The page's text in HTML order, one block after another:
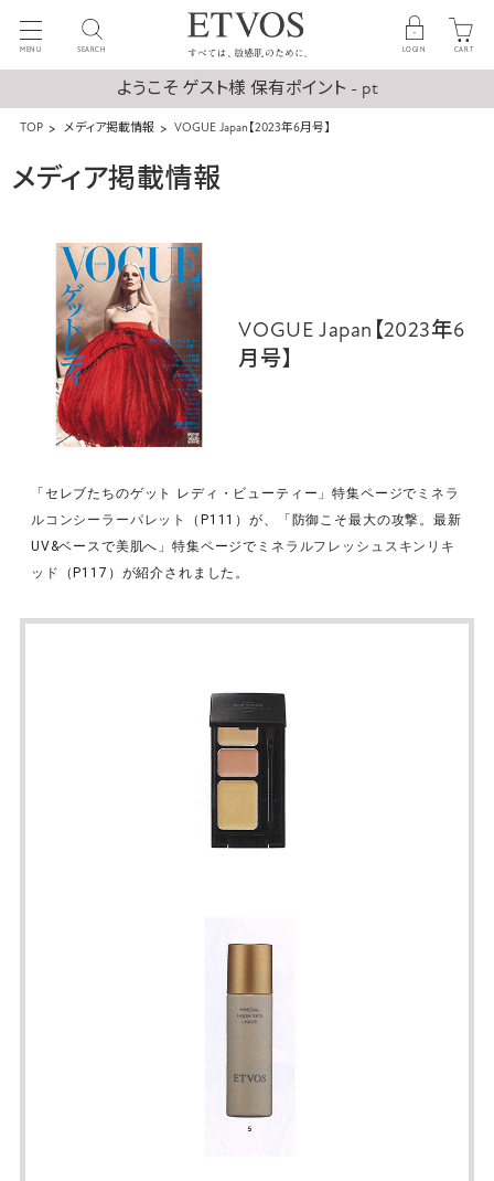
MENU SEARCH LOGIN CART
ようこそ ゲスト様 保有ポイント - pt
TOP メディア掲載情報 VOGUE Japan【2023年6月号】
メディア掲載情報
VOGUE Japan【2023年6
月号】
「セレブたちのゲット レディ・ビューティー」特集ページで ミネラ
ルコンシーラーパレット
（P111）が、「防御こそ最大の攻撃。最新
UV&ベースで美肌へ」特集ページで ミネラルフレッシュスキンリキ
ッド
（P117）が紹介されました。